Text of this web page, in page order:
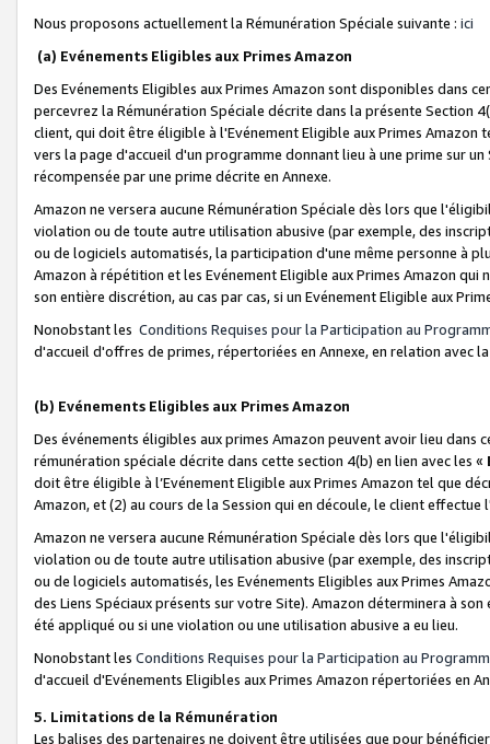
Nous proposons actuellement la Rémunération Spéciale suivante : ici
(a) Evénements Eligibles aux Primes Amazon
Des Evénements Eligibles aux Primes Amazon sont disponibles dans
percevrez la Rémunération Spéciale décrite dans la présente Section
client, qui doit être éligible à l'Evénement Eligible aux Primes Amazon
vers la page d'accueil d'un programme donnant lieu à une prime sur
récompensée par une prime décrite en Annexe.
Amazon ne versera aucune Rémunération Spéciale dès lors que
violation ou de toute autre utilisation abusive (par exemple, des
ou de logiciels automatisés, la participation d'une même personne à
Amazon à répétition et les Evénement Eligible aux Primes Amazon qui
son entière discrétion, au cas par cas, si un Evénement Eligible aux
Nonobstant les Conditions Requises pour la Participation au
d'accueil d'offres de primes, répertoriées en Annexe, en relation avec
(b) Evénements Eligibles aux Primes Amazon
Des événements éligibles aux primes Amazon peuvent avoir lieu dans
rémunération spéciale décrite dans cette section 4(b) en lien avec les «
doit être éligible à l’Evénement Eligible aux Primes Amazon tel que
Amazon, et (2) au cours de la Session qui en découle, le client
Amazon ne versera aucune Rémunération Spéciale dès lors que
violation ou de toute autre utilisation abusive (par exemple, des
ou de logiciels automatisés, les Evénements Eligibles aux Primes
des Liens Spéciaux présents sur votre Site). Amazon déterminera à
été appliqué ou si une violation ou une utilisation abusive a eu lieu.
Nonobstant les Conditions Requises pour la Participation au
d'accueil d'Evénements Eligibles aux Primes Amazon répertoriées en
5. Limitations de la Rémunération
Les balises des partenaires ne doivent être utilisées que pour